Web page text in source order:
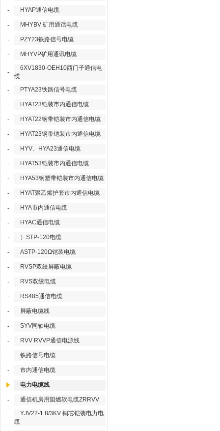
- HYAP通信电缆
- MHYBV 矿用通话电缆
- PZY23铁路信号电缆
- MHYVP矿用通讯电缆
-
6XV1830-OEH10西门子通信电
缆
-
PTYA23铁路信号电缆
- HYAT23铠装市内通信电缆
- HYAT22钢带铠装市内通信电缆
- HYAT23钢带铠装市内通信电缆
- HYV、HYA23通信电缆
- HYAT53铠装市内通信电缆
- HYA53钢塑带铠装市内通信电缆
- HYAT聚乙烯护套市内通信电缆
- HYA市内通信电缆
- HYAC通信电缆
- ）STP-120电缆
- ASTP-120Ω铠装电缆
- RVSP双绞屏蔽电缆
- RVS双绞电缆
- RS485通信电缆
- 屏蔽电缆线
- SYV同轴电缆
- RVV RVVP通信电源线
- 铁路信号电缆
- 市内通信电缆
电力电缆线
- 通信机房用阻燃软电缆ZRRVV
-
YJV22-1.8/3KV 铜芯铠装电力电
缆